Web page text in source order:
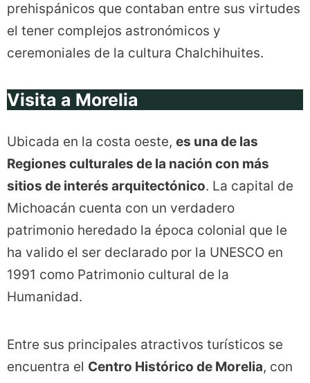
prehispánicos que contaban entre sus virtudes
el tener complejos astronómicos y
ceremoniales de la cultura Chalchihuites.
Visita a Morelia
Ubicada en la costa oeste, es una de las
Regiones culturales de la nación con más
sitios de interés arquitectónico. La capital de
Michoacán cuenta con un verdadero
patrimonio heredado la época colonial que le
ha valido el ser declarado por la UNESCO en
1991 como Patrimonio cultural de la
Humanidad.
Entre sus principales atractivos turísticos se
encuentra el Centro Histórico de Morelia, con